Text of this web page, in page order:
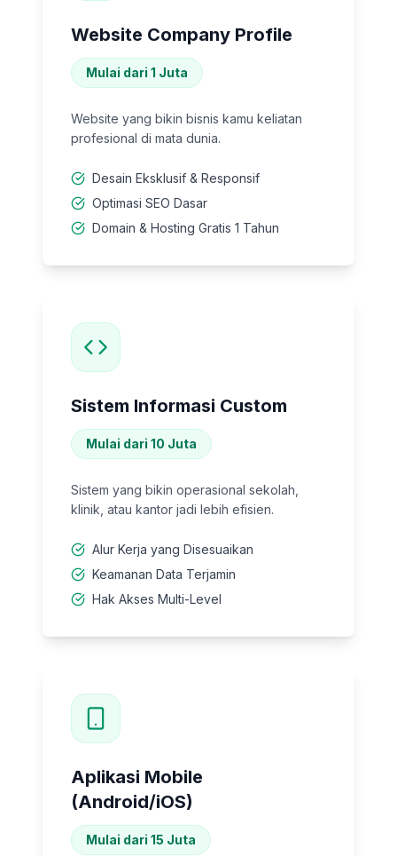
Website Company Profile
Mulai dari 1 Juta
Website yang bikin bisnis kamu keliatan
profesional di mata dunia.
Desain Eksklusif & Responsif
Optimasi SEO Dasar
Domain & Hosting Gratis 1 Tahun
Sistem Informasi Custom
Mulai dari 10 Juta
Sistem yang bikin operasional sekolah,
klinik, atau kantor jadi lebih efisien.
Alur Kerja yang Disesuaikan
Keamanan Data Terjamin
Hak Akses Multi-Level
Aplikasi Mobile
(Android/iOS)
Mulai dari 15 Juta